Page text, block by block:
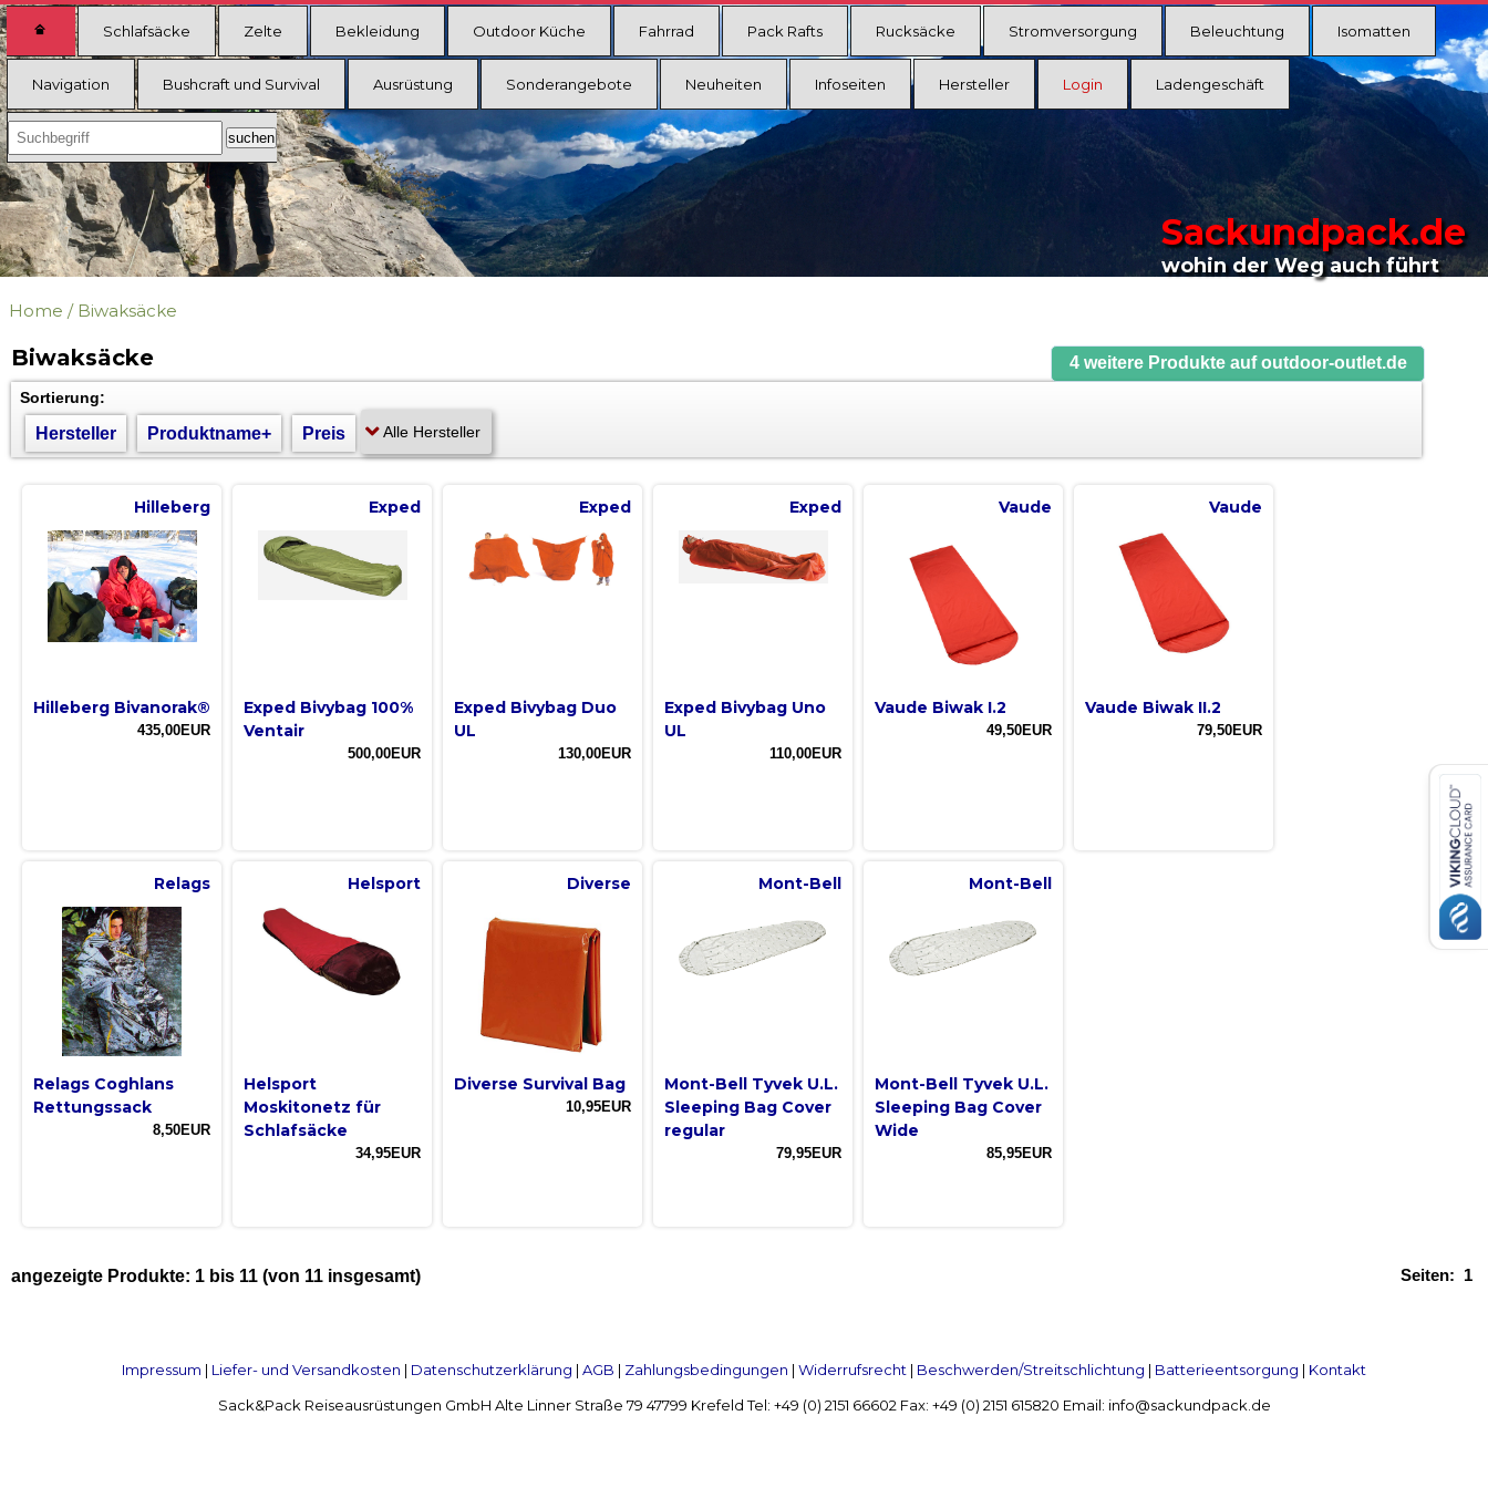
Schlafsäcke Zelte Bekleidung Outdoor Küche Fahrrad Pack Rafts Rucksäcke Stromversorgung Beleuchtung Isomatten
Navigation Bushcraft und Survival Ausrüstung Sonderangebote Neuheiten Infoseiten Hersteller Login Ladengeschäft
Sackundpack.de
wohin der Weg auch führt
Home / Biwaksäcke
Biwaksäcke 4 weitere Produkte auf outdoor-outlet.de
Sortierung:
Hersteller Produktname+ Preis
Hilleberg
Hilleberg Bivanorak®
435,00EUR
Exped
Exped Bivybag 100%
Ventair
500,00EUR
Exped
Exped Bivybag Duo
UL
130,00EUR
Exped
Exped Bivybag Uno
UL
110,00EUR
Vaude
Vaude Biwak I.2
49,50EUR
Vaude
Vaude Biwak II.2
79,50EUR
Relags
Relags Coghlans
Rettungssack
8,50EUR
Helsport
Helsport
Moskitonetz für
Schlafsäcke
34,95EUR
Diverse
Diverse Survival Bag
10,95EUR
Mont-Bell
Mont-Bell Tyvek U.L.
Sleeping Bag Cover
regular
79,95EUR
Mont-Bell
Mont-Bell Tyvek U.L.
Sleeping Bag Cover
Wide
85,95EUR
Seiten: 1
angezeigte Produkte: 1 bis 11 (von 11 insgesamt)
Impressum | Liefer- und Versandkosten | Datenschutzerklärung | AGB | Zahlungsbedingungen | Widerrufsrecht | Beschwerden/Streitschlichtung | Batterieentsorgung | Kontakt
Sack&Pack Reiseausrüstungen GmbH Alte Linner Straße 79 47799 Krefeld Tel: +49 (0) 2151 66602 Fax: +49 (0) 2151 615820 Email: info@sackundpack.de